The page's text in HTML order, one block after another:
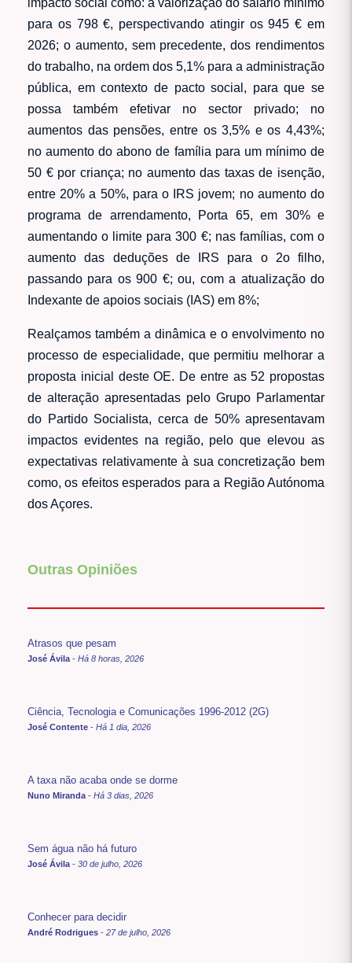
impacto social como: a valorização do salário mínimo
para os 798 €, perspectivando atingir os 945 € em
2026; o aumento, sem precedente, dos rendimentos
do trabalho, na ordem dos 5,1% para a administração
pública, em contexto de pacto social, para que se
possa também efetivar no sector privado; no
aumentos das pensões, entre os 3,5% e os 4,43%;
no aumento do abono de família para um mínimo de
50 € por criança; no aumento das taxas de isenção,
entre 20% a 50%, para o IRS jovem; no aumento do
programa de arrendamento, Porta 65, em 30% e
aumentando o limite para 300 €; nas famílias, com o
aumento das deduções de IRS para o 2o filho,
passando para os 900 €; ou, com a atualização do
Indexante de apoios sociais (IAS) em 8%;
Realçamos também a dinâmica e o envolvimento no
processo de especialidade, que permitiu melhorar a
proposta inicial deste OE. De entre as 52 propostas
de alteração apresentadas pelo Grupo Parlamentar
do Partido Socialista, cerca de 50% apresentavam
impactos evidentes na região, pelo que elevou as
expectativas relativamente à sua concretização bem
como, os efeitos esperados para a Região Autónoma
dos Açores.
Outras Opiniões
Atrasos que pesam
José Ávila - Há 8 horas, 2026
Ciência, Tecnologia e Comunicações 1996-2012 (2G)
José Contente - Há 1 dia, 2026
A taxa não acaba onde se dorme
Nuno Miranda - Há 3 dias, 2026
Sem água não há futuro
José Ávila - 30 de julho, 2026
Conhecer para decidir
André Rodrigues - 27 de julho, 2026